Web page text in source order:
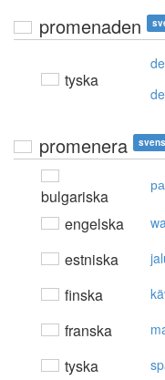
promenaden
tyska
promenera
bulgariska
engelska
estniska
finska
franska
tyska